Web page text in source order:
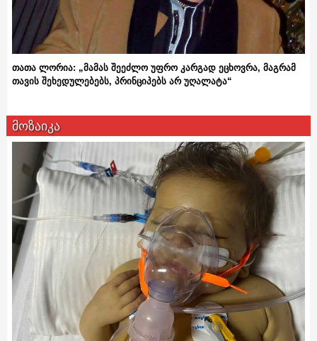
თათა ლორია: „მამას შეეძლო უფრო კარგად ეცხოვრა, მაგრამ
თავის შეხედულებებს, პრინციპებს არ უღალატა“
მოზაიკა